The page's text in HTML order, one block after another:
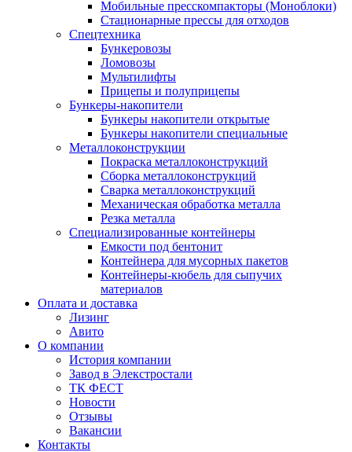
Мобильные пресскомпакторы (Моноблоки)
Стационарные прессы для отходов
Спецтехника
Бункеровозы
Ломовозы
Мультилифты
Прицепы и полуприцепы
Бункеры-накопители
Бункеры накопители открытые
Бункеры накопители специальные
Металлоконструкции
Покраска металлоконструкций
Сборка металлоконструкций
Сварка металлоконструкций
Механическая обработка металла
Резка металла
Специализированные контейнеры
Емкости под бентонит
Контейнера для мусорных пакетов
Контейнеры-кюбель для сыпучих
материалов
Оплата и доставка
Лизинг
Авито
О компании
История компании
Завод в Элекстростали
ТК ФЕСТ
Новости
Отзывы
Вакансии
Контакты